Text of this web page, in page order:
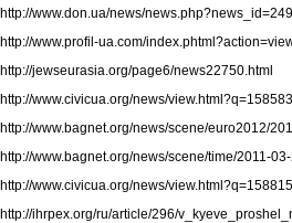
http://www.don.ua/news/
http://www.profil-ua.com/
http://jewseurasia.org/page6/news22750.html
http://www.civicua.org/news/
http://www.bagnet.org/news/scene/euro2012/
http://www.bagnet.org/news/scene/time/2011-
http://www.civicua.org/news/
http://ihrpex.org/ru/article/296/